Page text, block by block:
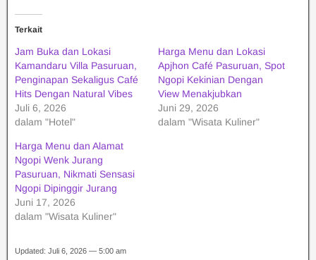
Terkait
Jam Buka dan Lokasi
Kamandaru Villa Pasuruan,
Penginapan Sekaligus Café
Hits Dengan Natural Vibes
Juli 6, 2026
dalam "Hotel"
Harga Menu dan Lokasi
Apjhon Café Pasuruan, Spot
Ngopi Kekinian Dengan
View Menakjubkan
Juni 29, 2026
dalam "Wisata Kuliner"
Harga Menu dan Alamat
Ngopi Wenk Jurang
Pasuruan, Nikmati Sensasi
Ngopi Dipinggir Jurang
Juni 17, 2026
dalam "Wisata Kuliner"
Updated: Juli 6, 2026 — 5:00 am